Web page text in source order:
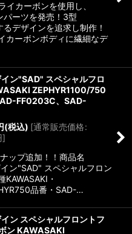
む
イカーボンを使用し、
ーツを発売！3型
デザインを追求し制作！
カーボンボディに繊細なデ
ン"SAD" スペシャルフロ
ZEPHYR1100/750
FF0203C、SAD-
(税込) [通常販売価格:
]
ップ追加！！商品名
ン"SAD" スペシャルフロン
KAWASAKI・
品番・SAD-…
ン スペシャルフロントフ
ン KAWASAKI